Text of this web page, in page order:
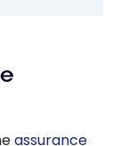
assurance